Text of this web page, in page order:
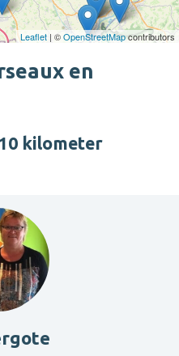
Leaflet | ©OpenStreetMapcontributors
en
kilometer